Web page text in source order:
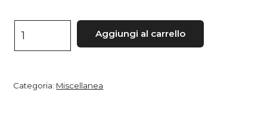
Marcantonio
Aldegati,
del
Aggiungi al carrello
Categoria: Miscellanea